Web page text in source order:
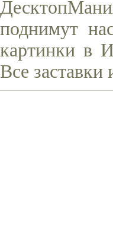
поднимут
картинки в
Все